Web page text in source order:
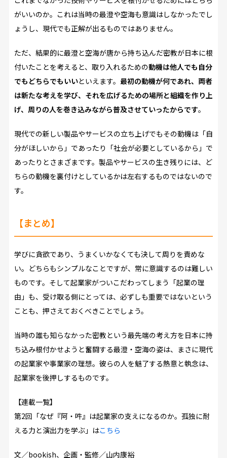
がいいのか。これは当時の最澄や空海も意識はしなかったでし
ょうし、現代でも正解が出るものではありません。
ただ、結果的に最澄と空海が唐から持ち込んだ密教が日本に根
付いたことを考えると、取り入れるための動機は他人でも自分
でもどちらでもいいといえます。 最初の動機が何であれ、両者
は新たな考えを学び、それを広げるための場所と組織を作り上
げ、周りの人を巻き込みながら普及させていったからです。
現代での新しい製品やサービスの立ち上げでもその動機は「自
分がほしいから」であったり「社会が必要としているから」で
あったりとさまざまです。製品やサービスの生き残りには、ど
ちらの動機を裏付けとしているかは左右するものではないので
す。
【まとめ】
学びに貪欲であり、うまくいかなくても決して周りを責めな
い。どちらもシンプルなことですが、常に意識するのは難しい
ものです。そして起業家がついこだわってしまう「起業の理
由」も、受け取る側にとっては、必ずしも重要ではないという
ことも、押さえておくべきことでしょう。
当時の誰も知らなかった密教という最先端の考え方を日本に持
ち込み根付かせようと奮闘する最澄・空海の姿は、まさに現代
の起業家や事業家の理想。彼らの人を魅了する熱意と執念は、
起業家を後押しするものです。
【連載一覧】
第2回「なぜ『阿・吽』は起業家の支えになるのか。孤独に耐
える力と演出力を学ぶ」はこちら
文／bookish、企画・監修／山内康裕